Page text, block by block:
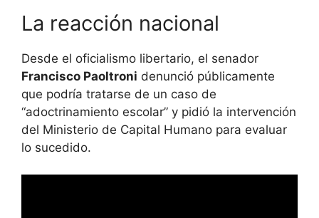
La reacción nacional
Desde el oficialismo libertario, el senador
Francisco Paoltroni denunció públicamente
que podría tratarse de un caso de
“adoctrinamiento escolar” y pidió la intervención
del Ministerio de Capital Humano para evaluar
lo sucedido.